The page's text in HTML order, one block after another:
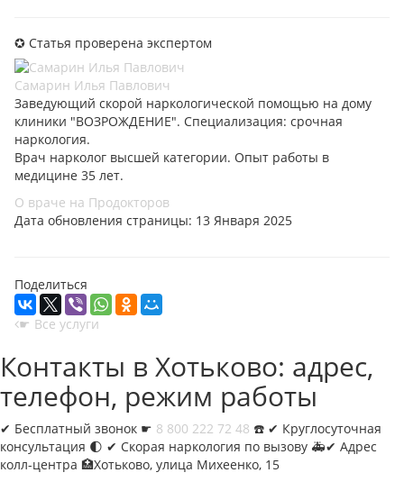
✪ Статья проверена экспертом
Самарин Илья Павлович
Заведующий скорой наркологической помощью на дому
клиники "ВОЗРОЖДЕНИЕ". Специализация: срочная
наркология.
Врач нарколог высшей категории. Опыт работы в
медицине 35 лет.
О враче на Продокторов
Дата обновления страницы: 13 Января 2025
Поделиться
☛ Все услуги
Контакты в Хотьково: адрес,
телефон, режим работы
✔︎ Бесплатный звонок ☛ 8 800 222 72 48 ☎️ ✔︎ Круглосуточная
консультация 🌓 ✔︎ Скорая наркология по вызову 🚑✔︎ Адрес
колл-центра 🏥Хотьково, улица Михеенко, 15